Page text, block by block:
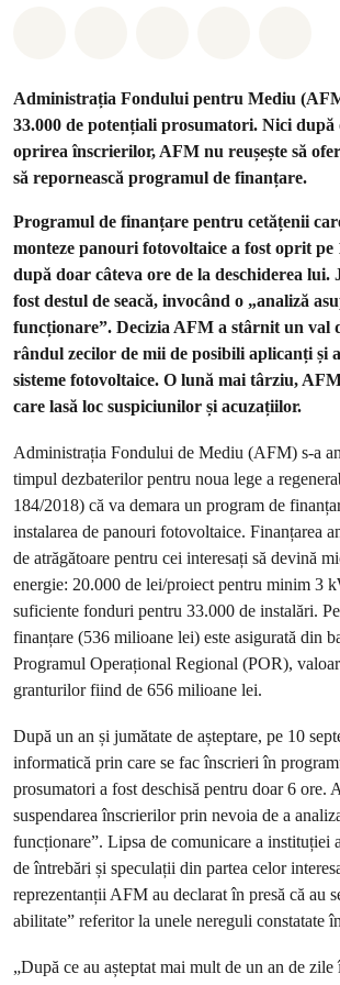
Administrația Fondului pentru Mediu
33.000 de potențiali prosumatori. Nici după
oprirea înscrierilor, AFM nu reușește să
să repornească programul de finanțare.
Programul de finanțare pentru cetățenii
monteze panouri fotovoltaice a fost oprit pe
după doar câteva ore de la deschiderea
fost destul de seacă, invocând o „analiză
funcționare”. Decizia AFM a stârnit un val
rândul zecilor de mii de posibili aplicanți și
sisteme fotovoltaice. O lună mai târziu,
care lasă loc suspiciunilor și acuzațiilor.
Administrația Fondului de Mediu (AFM) s-a
timpul dezbaterilor pentru noua lege a
184/2018) că va demara un program de
instalarea de panouri fotovoltaice. Finanțarea
de atrăgătoare pentru cei interesați să devină
energie: 20.000 de lei/proiect pentru minim 3
suficiente fonduri pentru 33.000 de instalări.
finanțare (536 milioane lei) este asigurată din
Programul Operațional Regional (POR),
granturilor fiind de 656 milioane lei.
După un an și jumătate de așteptare, pe 10
informatică prin care se fac înscrieri în
prosumatori a fost deschisă pentru doar 6 ore.
suspendarea înscrierilor prin nevoia de a
funcționare”. Lipsa de comunicare a instituției
de întrebări și speculații din partea celor
reprezentanții AFM au declarat în presă că au
abilitate” referitor la unele nereguli constatate
„După ce au așteptat mai mult de un an de zile